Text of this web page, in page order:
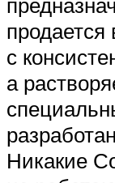
продается
с
а
Никакие